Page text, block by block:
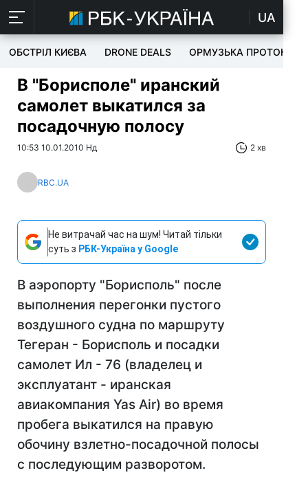
UA
ОБСТРІЛ КИЄВА DRONE DEALS ОРМУЗЬКА ПРОТОКА
В "Борисполе" иранский
самолет выкатился за
посадочную полосу
10:53 10.01.2010 Нд 2 хв
RBC.UA
Не витрачай час на шум! Читай тільки
суть з РБК-Україна у Google
В аэропорту "Борисполь" после
выполнения перегонки пустого
воздушного судна по маршруту
Тегеран - Борисполь и посадки
самолет Ил - 76 (владелец и
эксплуатант - иранская
авиакомпания Yas Air) во время
пробега выкатился на правую
обочину взлетно-посадочной полосы
с последующим разворотом.